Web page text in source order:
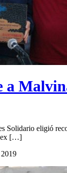
a
Solidario eligió
ex […]